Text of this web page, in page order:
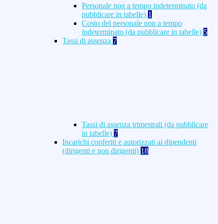
Personale non a tempo indeterminato (da
pubblicare in tabelle) 1
Costo del personale non a tempo
indeterminato (da pubblicare in tabelle) 5
Tassi di assenza 7
Tassi di assenza trimestrali (da pubblicare
in tabelle) 7
Incarichi conferiti e autorizzati ai dipendenti
(dirigenti e non dirigenti) 18